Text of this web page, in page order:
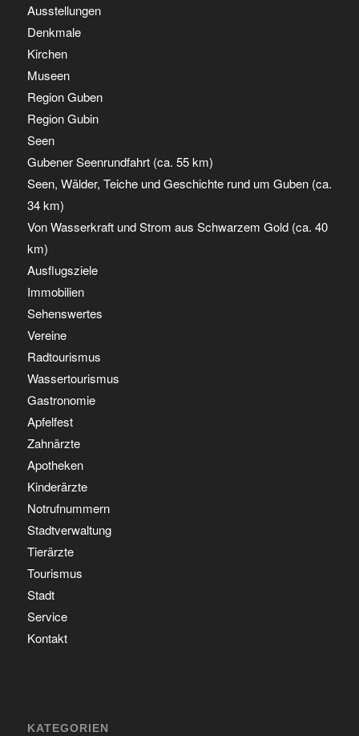
Ausstellungen
Denkmale
Kirchen
Museen
Region Guben
Region Gubin
Seen
Gubener Seenrundfahrt (ca. 55 km)
Seen, Wälder, Teiche und Geschichte rund um Guben (ca.
34 km)
Von Wasserkraft und Strom aus Schwarzem Gold (ca. 40
km)
Ausflugsziele
Immobilien
Sehenswertes
Vereine
Radtourismus
Wassertourismus
Gastronomie
Apfelfest
Zahnärzte
Apotheken
Kinderärzte
Notrufnummern
Stadtverwaltung
Tierärzte
Tourismus
Stadt
Service
Kontakt
KATEGORIEN